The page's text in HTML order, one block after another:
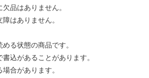
品はありません。
はありません。
る状態の商品です。
があることがあります。
合があります。